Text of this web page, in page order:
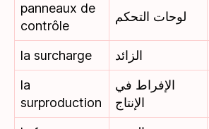
panneaux de
contrôle
لوحات التحكم
la surcharge
الزائد
la
surproduction
الإفراط في
الإنتاج